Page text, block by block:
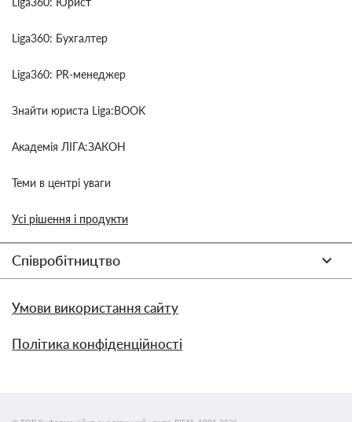
Liga360: Бухгалтер
Liga360: PR-менеджер
Знайти юриста Liga:BOOK
Академія ЛІГА:ЗАКОН
Теми в центрі уваги
Усі рішення і продукти
Співробітництво
Умови використання сайту
Політика конфіденційності